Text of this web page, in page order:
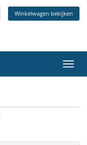
Winkelwagen bekijken
in-/